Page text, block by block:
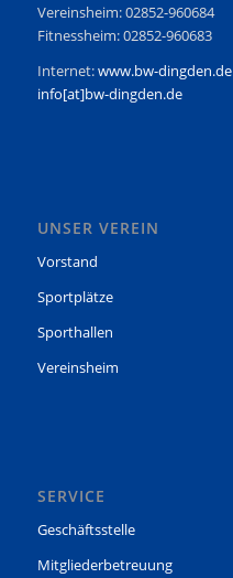
Vereinsheim: 02852-960684
Fitnessheim: 02852-960683
Internet:www.bw-dingden.de
info[at]bw-dingden.de
UNSER VEREIN
Vorstand
Sportplätze
Sporthallen
Vereinsheim
SERVICE
Geschäftsstelle
Mitgliederbetreuung